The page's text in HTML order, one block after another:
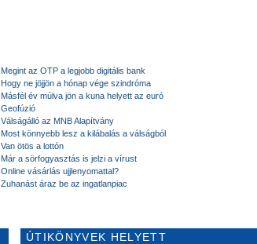
Megint az OTP a legjobb digitális bank
Hogy ne jöjjön a hónap vége szindróma
Másfél év múlva jön a kuna helyett az euró
Geofúzió
Válságálló az MNB Alapítvány
Most könnyebb lesz a kilábalás a válságból
Van ötös a lottón
Már a sörfogyasztás is jelzi a vírust
Online vásárlás ujjlenyomattal?
Zuhanást áraz be az ingatlanpiac
ÚTIKÖNYVEK HELYETT